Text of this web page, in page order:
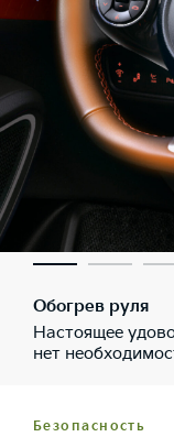
Обогрев руля
Настоящее
нет
Безопасность